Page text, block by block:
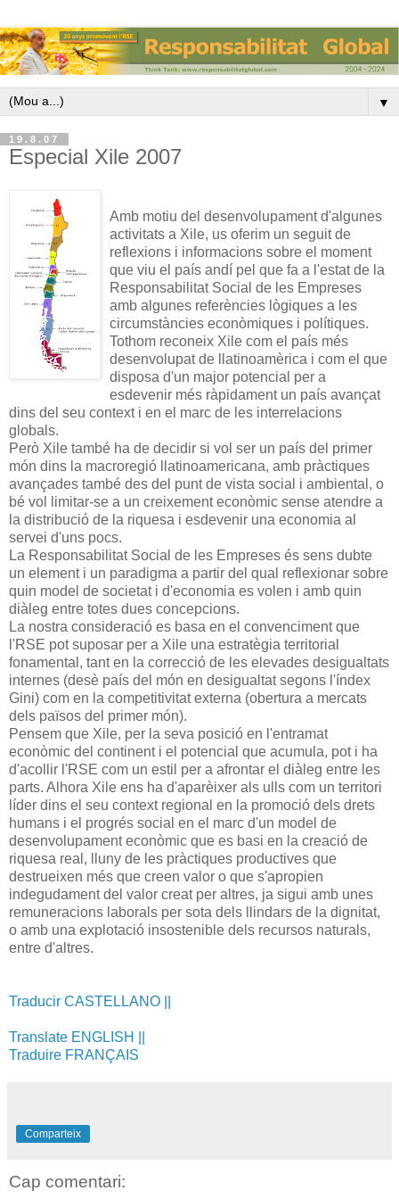
▼
19.8.07
Especial Xile 2007
Amb motiu del desenvolupament d'algunes
activitats a Xile, us oferim un seguit de
reflexions i informacions sobre el moment
que viu el país andí pel que fa a l'estat de la
Responsabilitat Social de les Empreses
amb algunes referències lògiques a les
circumstàncies econòmiques i polítiques.
Tothom reconeix Xile com el país més
desenvolupat de llatinoamèrica i com el que
disposa d'un major potencial per a
esdevenir més ràpidament un país avançat
dins del seu context i en el marc de les interrelacions
globals.
Però Xile també ha de decidir si vol ser un país del primer
món dins la macroregió llatinoamericana, amb pràctiques
avançades també des del punt de vista social i ambiental, o
bé vol limitar-se a un creixement econòmic sense atendre a
la distribució de la riquesa i esdevenir una economia al
servei d'uns pocs.
La Responsabilitat Social de les Empreses és sens dubte
un element i un paradigma a partir del qual reflexionar sobre
quin model de societat i d'economia es volen i amb quin
diàleg entre totes dues concepcions.
La nostra consideració es basa en el convenciment que
l'RSE pot suposar per a Xile una estratègia territorial
fonamental, tant en la correcció de les elevades desigualtats
internes (desè país del món en desigualtat segons l'índex
Gini) com en la competitivitat externa (obertura a mercats
dels països del primer món).
Pensem que Xile, per la seva posició en l'entramat
econòmic del continent i el potencial que acumula, pot i ha
d'acollir l'RSE com un estil per a afrontar el diàleg entre les
parts. Alhora Xile ens ha d'aparèixer als ulls com un territori
líder dins el seu context regional en la promoció dels drets
humans i el progrés social en el marc d'un model de
desenvolupament econòmic que es basi en la creació de
riquesa real, lluny de les pràctiques productives que
destrueixen més que creen valor o que s'apropien
indegudament del valor creat per altres, ja sigui amb unes
remuneracions laborals per sota dels llindars de la dignitat,
o amb una explotació insostenible dels recursos naturals,
entre d'altres.
Traducir CASTELLANO ||
Translate ENGLISH ||
Traduire FRANÇAIS
Comparteix
Cap comentari: